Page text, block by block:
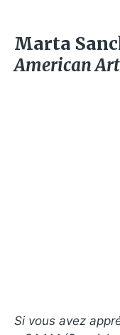
Marta
American
Si vous avez